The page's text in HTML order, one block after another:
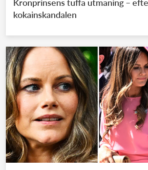
Kronprinsens tuffa utmaning –
kokainskandalen